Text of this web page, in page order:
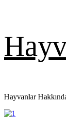
Hayvanlar